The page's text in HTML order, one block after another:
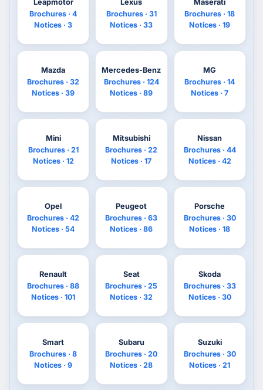
Leapmotor
Brochures · 4
Notices · 3
Lexus
Brochures · 31
Notices · 33
Maserati
Brochures · 18
Notices · 19
Mazda
Brochures · 32
Notices · 39
Mercedes-Benz
Brochures · 124
Notices · 89
MG
Brochures · 14
Notices · 7
Mini
Brochures · 21
Notices · 12
Mitsubishi
Brochures · 22
Notices · 17
Nissan
Brochures · 44
Notices · 42
Opel
Brochures · 42
Notices · 54
Peugeot
Brochures · 63
Notices · 86
Porsche
Brochures · 30
Notices · 18
Renault
Brochures · 88
Notices · 101
Seat
Brochures · 25
Notices · 32
Skoda
Brochures · 33
Notices · 30
Smart
Brochures · 8
Notices · 9
Subaru
Brochures · 20
Notices · 28
Suzuki
Brochures · 30
Notices · 21